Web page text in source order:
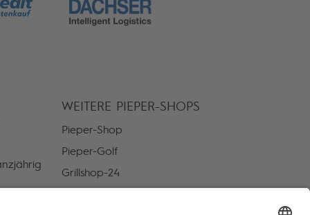
WEITERE PIEPER-SHOPS
Pieper-Shop
Pieper-Golf
Grillshop-24